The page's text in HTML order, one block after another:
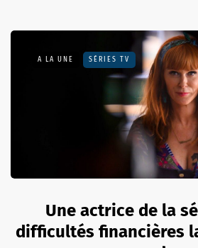
A LA UNE SÉRIES TV
Une actrice de la
difficultés financières